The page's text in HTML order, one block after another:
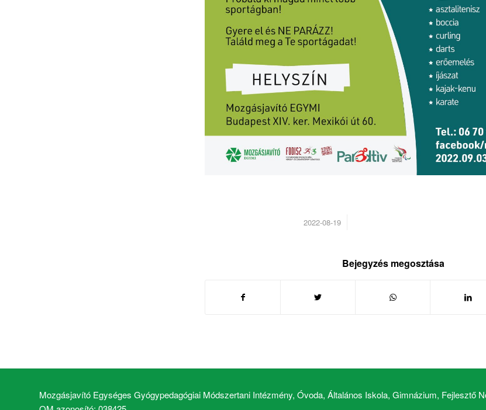
2022-08-19
/
Bejegyzés megosztása
Mozgásjavító Egységes Gyógypedagógiai Módszertani Intézmény, Óvoda, Általános Iskola, Gimnázium, Fejlesztő